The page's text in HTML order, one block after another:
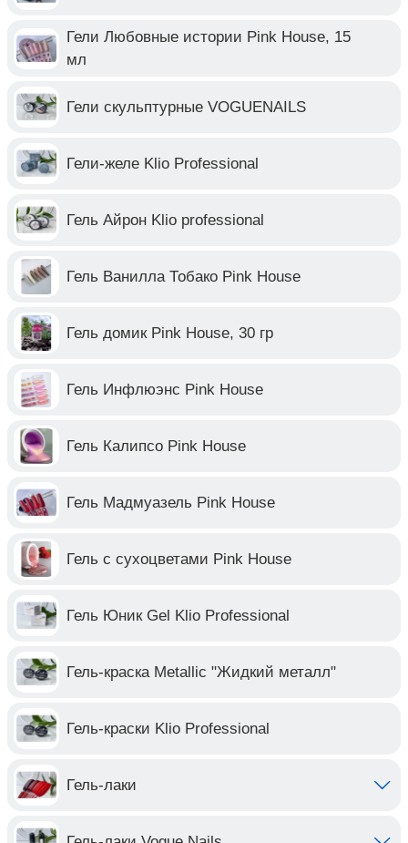
Гели Любовные истории Pink House, 15
мл
Гели скульптурные VOGUENAILS
Гели-желе Klio Professional
Гель Айрон Klio professional
Гель Ванилла Тобако Pink House
Гель домик Pink House, 30 гр
Гель Инфлюэнс Pink House
Гель Калипсо Pink House
Гель Мадмуазель Pink House
Гель с сухоцветами Pink House
Гель Юник Gel Klio Professional
Гель-краска Metallic "Жидкий металл"
Гель-краски Klio Professional
Гель-лаки